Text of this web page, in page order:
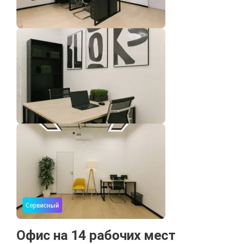
Сервисный
Офис на 14 рабочих мест